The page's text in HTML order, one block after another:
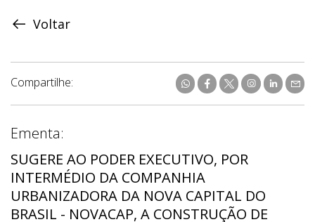
Voltar
Compartilhe:
Ementa:
SUGERE AO PODER EXECUTIVO, POR
INTERMÉDIO DA COMPANHIA
URBANIZADORA DA NOVA CAPITAL DO
BRASIL - NOVACAP, A CONSTRUÇÃO DE